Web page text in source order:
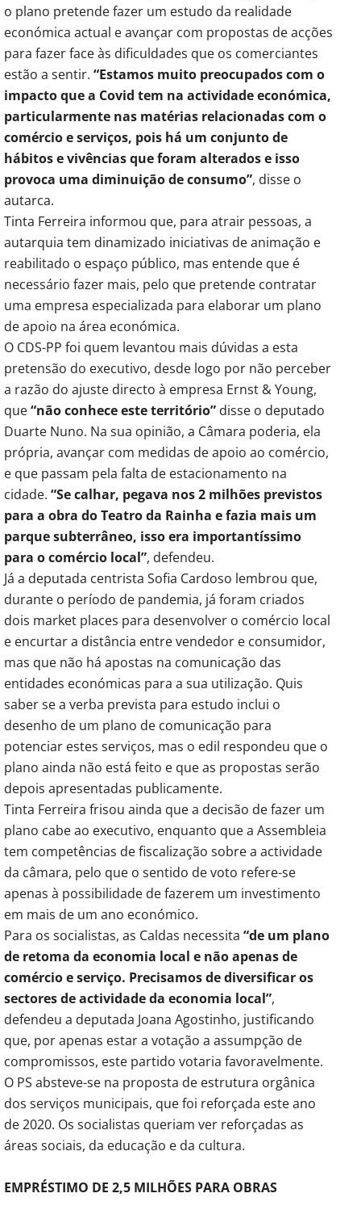
o plano pretende fazer um estudo da realidade
económica actual e avançar com propostas de acções
para fazer face às dificuldades que os comerciantes
estão a sentir. “Estamos muito preocupados com o
impacto que a Covid tem na actividade económica,
particularmente nas matérias relacionadas com o
comércio e serviços, pois há um conjunto de
hábitos e vivências que foram alterados e isso
provoca uma diminuição de consumo”, disse o
autarca.
Tinta Ferreira informou que, para atrair pessoas, a
autarquia tem dinamizado iniciativas de animação e
reabilitado o espaço público, mas entende que é
necessário fazer mais, pelo que pretende contratar
uma empresa especializada para elaborar um plano
de apoio na área económica.
O CDS-PP foi quem levantou mais dúvidas a esta
pretensão do executivo, desde logo por não perceber
a razão do ajuste directo à empresa Ernst & Young,
que“não conhece este território” disse o deputado
Duarte Nuno. Na sua opinião, a Câmara poderia, ela
própria, avançar com medidas de apoio ao comércio,
e que passam pela falta de estacionamento na
cidade. “Se calhar, pegava nos 2 milhões previstos
para a obra do Teatro da Rainha e fazia mais um
parque subterrâneo, isso era importantíssimo
para o comércio local”, defendeu.
Já a deputada centrista Sofia Cardoso lembrou que,
durante o período de pandemia, já foram criados
dois market places para desenvolver o comércio local
e encurtar a distância entre vendedor e consumidor,
mas que não há apostas na comunicação das
entidades económicas para a sua utilização. Quis
saber se a verba prevista para estudo inclui o
desenho de um plano de comunicação para
potenciar estes serviços, mas o edil respondeu que o
plano ainda não está feito e que as propostas serão
depois apresentadas publicamente.
Tinta Ferreira frisou ainda que a decisão de fazer um
plano cabe ao executivo, enquanto que a Assembleia
tem competências de fiscalização sobre a actividade
da câmara, pelo que o sentido de voto refere-se
apenas à possibilidade de fazerem um investimento
em mais de um ano económico.
Para os socialistas, as Caldas necessita “de um plano
de retoma da economia local e não apenas de
comércio e serviço. Precisamos de diversificar os
sectores de actividade da economia local”,
defendeu a deputada Joana Agostinho, justificando
que, por apenas estar a votação a assumpção de
compromissos, este partido votaria favoravelmente.
O PS absteve-se na proposta de estrutura orgânica
dos serviços municipais, que foi reforçada este ano
de 2020. Os socialistas queriam ver reforçadas as
áreas sociais, da educação e da cultura.
EMPRÉSTIMO DE 2,5 MILHÕES PARA OBRAS